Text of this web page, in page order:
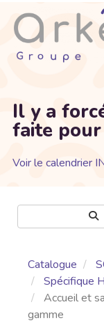
Il y a
faite
Voir le calendrier
Catalogue
Spécifique
Accueil et
gamme